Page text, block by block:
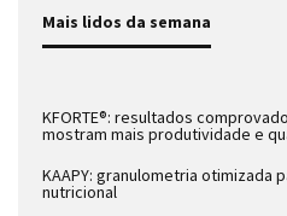
Mais lidos da semana
KFORTE®: resultados
mostram mais produtividade e
KAAPY: granulometria otimizada
nutricional